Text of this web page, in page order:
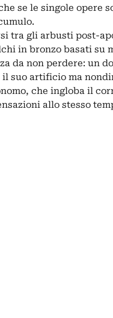
se le singole opere
tra gli arbusti post-
in bronzo basati su
da non perdere: un
suo artificio ma
che ingloba il
allo stesso